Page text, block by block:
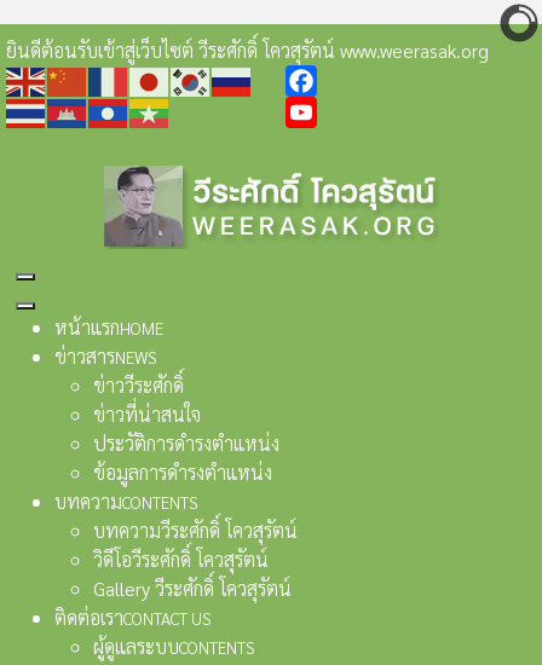
ยินดีต้อนรับเข้าสู่เว็บไซต์ วีระศักดิ์ โควสุรัตน์ www.weerasak.org
Facebook
หน้าแรกHOME
ข่าวสารNEWS
ข่าววีระศักดิ์
ข่าวที่น่าสนใจ
ประวัติการดำรงตำแหน่ง
ข้อมูลการดำรงตำแหน่ง
บทความCONTENTS
บทความวีระศักดิ์ โควสุรัตน์
วิดีโอวีระศักดิ์ โควสุรัตน์
Gallery วีระศักดิ์ โควสุรัตน์
ติดต่อเราCONTACT US
ผู้ดูแลระบบCONTENTS